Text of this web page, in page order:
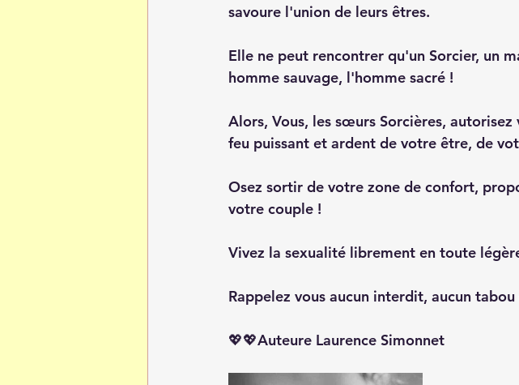
savoure l'union de leurs êtres.
Elle ne peut rencontrer qu'un Sorcier, un
homme sauvage, l'homme sacré !
Alors, Vous, les sœurs Sorcières,
feu puissant et ardent de votre être, de
Osez sortir de votre zone de confort,
votre couple !
Vivez la sexualité librement en toute
Rappelez vous aucun interdit, aucun
💖💖Auteure Laurence Simonnet